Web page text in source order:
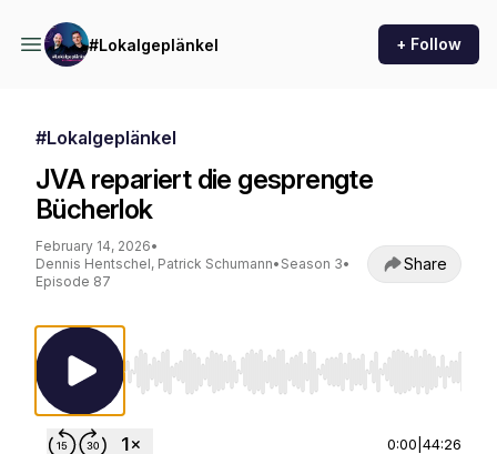
#Lokalgeplänkel + Follow
#Lokalgeplänkel
JVA repariert die gesprengte
Bücherlok
February 14, 2026•
Dennis Hentschel, Patrick Schumann• Season 3•
Episode 87
Share
Use Left/Right to seek, Home/End to jump to
0:00 44:26